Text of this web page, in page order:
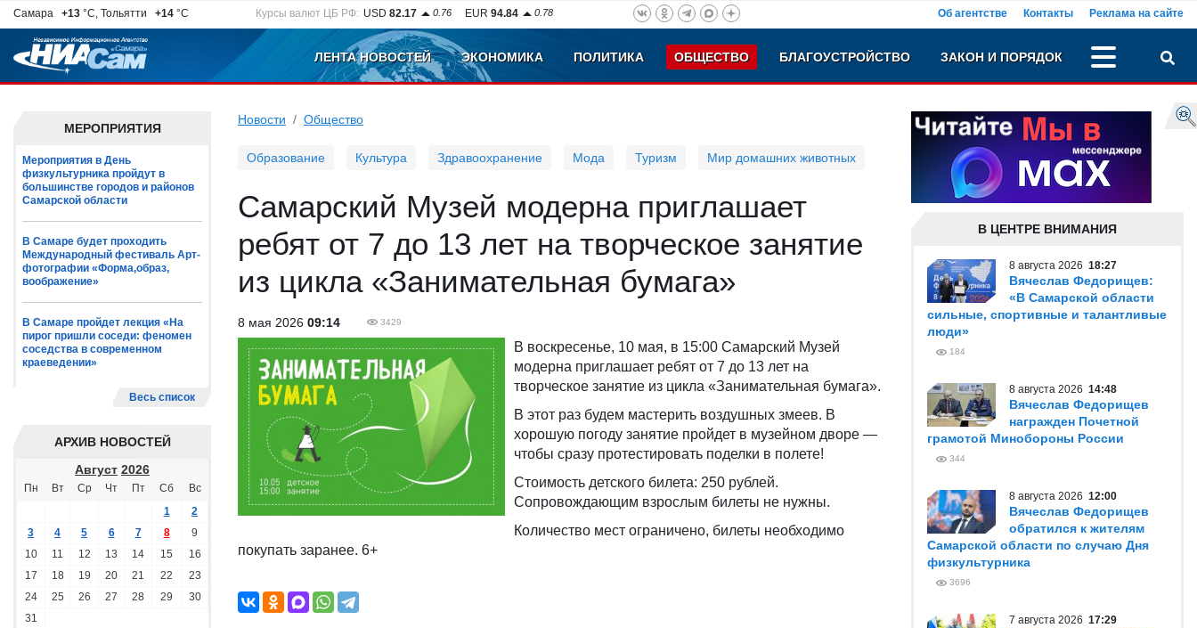
Самара +13 °C, Тольятти +14 °C Курсы валют ЦБ РФ: USD 82.17 0.76 EUR 94.84 0.78 Об агентстве Контакты Реклама на сайте
ЛЕНТА НОВОСТЕЙ ЭКОНОМИКА ПОЛИТИКА ОБЩЕСТВО БЛАГОУСТРОЙСТВО ЗАКОН И ПОРЯДОК
МЕРОПРИЯТИЯ
Мероприятия в День
физкультурника пройдут в
большинстве городов и районов
Самарской области
В Самаре будет проходить
Международный фестиваль Арт-
фотографии «Форма,образ,
воображение»
В Самаре пройдет лекция «На
пирог пришли соседи: феномен
соседства в современном
краеведении»
Весь список
АРХИВ НОВОСТЕЙ
Август 2026
Пн Вт Ср Чт Пт Сб
Вс
1
2
3
4 5 6 7 8
9
10
11 12 13 14 15
16
17
18 19 20 21 22
23
24
25 26 27 28 29
30
31
Новости Общество
Образование Культура Здравоохранение Мода Туризм Мир домашних животных
Самарский Музей модерна приглашает
ребят от 7 до 13 лет на творческое занятие
из цикла «Занимательная бумага»
8 мая 2026 09:14 3429
В воскресенье, 10 мая, в 15:00 Самарский Музей
модерна приглашает ребят от 7 до 13 лет на
творческое занятие из цикла «Занимательная бумага».
В этот раз будем мастерить воздушных змеев. В
хорошую погоду занятие пройдет в музейном дворе —
чтобы сразу протестировать поделки в полете!
Стоимость детского билета: 250 рублей.
Сопровождающим взрослым билеты не нужны.
Количество мест ограничено, билеты необходимо
покупать заранее. 6+
В ЦЕНТРЕ ВНИМАНИЯ
8 августа 2026 18:27
Вячеслав Федорищев:
«В Самарской области
сильные, спортивные и талантливые
люди»
184
8 августа 2026 14:48
Вячеслав Федорищев
награжден Почетной
грамотой Минобороны России
344
8 августа 2026 12:00
Вячеслав Федорищев
обратился к жителям
Самарской области по случаю Дня
физкультурника
3696
7 августа 2026 17:29